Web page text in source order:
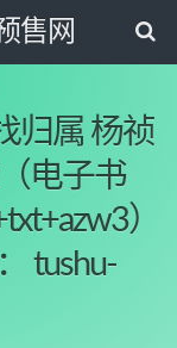
售网
归属 杨祯
电子书
）
tushu-